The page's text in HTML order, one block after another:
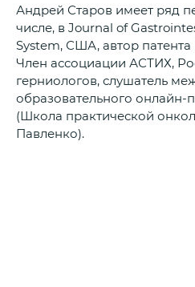
Андрей Старов имеет ряд
числе, в Journal of
System, США, автор
Член ассоциации АСТИХ,
герниологов, слушатель
образовательного онлайн-
(Школа практической
Павленко).